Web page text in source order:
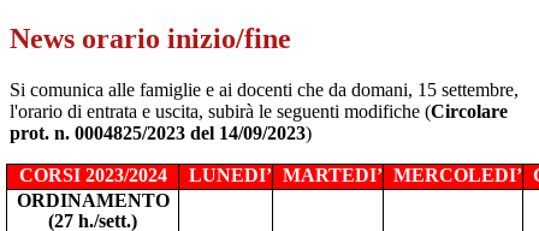
News orario inizio/fine
Si comunica alle famiglie e ai docenti che da domani, 15 settembre,
l'orario di entrata e uscita, subirà le seguenti modifiche (Circolare
prot. n. 0004825/2023 del 14/09/2023)
CORSI 2023/2024 LUNEDI’ MARTEDI’ MERCOLEDI’
ORDINAMENTO
(27 h./sett.)